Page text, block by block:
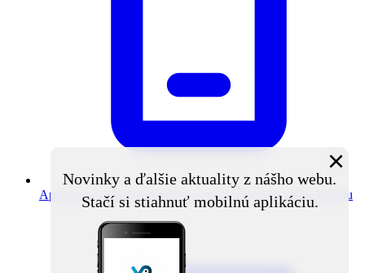
Aplikácia V obraze Novinky z obce priamo do vášho mobilu
Novinky a ďalšie aktuality z nášho webu.
Stačí si stiahnuť mobilnú aplikáciu.
×